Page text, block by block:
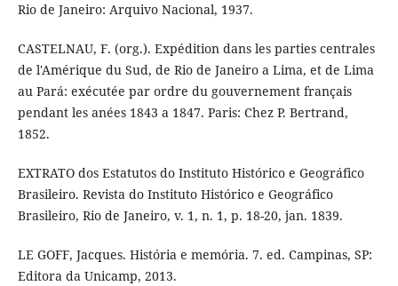
Rio de Janeiro: Arquivo Nacional, 1937.
CASTELNAU, F. (org.). Expédition dans les parties centrales
de l'Amérique du Sud, de Rio de Janeiro a Lima, et de Lima
au Pará: exécutée par ordre du gouvernement français
pendant les anées 1843 a 1847. Paris: Chez P. Bertrand,
1852.
EXTRATO dos Estatutos do Instituto Histórico e Geográfico
Brasileiro. Revista do Instituto Histórico e Geográfico
Brasileiro, Rio de Janeiro, v. 1, n. 1, p. 18-20, jan. 1839.
LE GOFF, Jacques. História e memória. 7. ed. Campinas, SP:
Editora da Unicamp, 2013.